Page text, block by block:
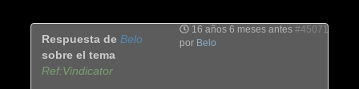
16 años 6 meses antes #45071
por Belo
Respuesta deBelo
sobre el tema
Ref:Vindicator